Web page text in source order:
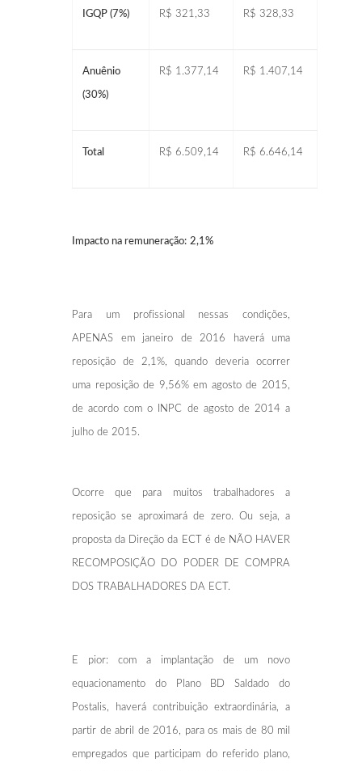
IGQP (7%) R$ 321,33 R$ 328,33
Anuênio
(30%)
R$ 1.377,14 R$ 1.407,14
Total R$ 6.509,14 R$ 6.646,14
Impacto na remuneração: 2,1%
Para um profissional nessas condições,
APENAS em janeiro de 2016 haverá uma
reposição de 2,1%, quando deveria ocorrer
uma reposição de 9,56% em agosto de 2015,
de acordo com o INPC de agosto de 2014 a
julho de 2015.
Ocorre que para muitos trabalhadores a
reposição se aproximará de zero. Ou seja, a
proposta da Direção da ECT é de NÃO HAVER
RECOMPOSIÇÃO DO PODER DE COMPRA
DOS TRABALHADORES DA ECT.
E pior: com a implantação de um novo
equacionamento do Plano BD Saldado do
Postalis, haverá contribuição extraordinária, a
partir de abril de 2016, para os mais de 80 mil
empregados que participam do referido plano,